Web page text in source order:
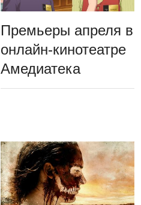
Премьеры апреля в
онлайн-кинотеатре
Амедиатека